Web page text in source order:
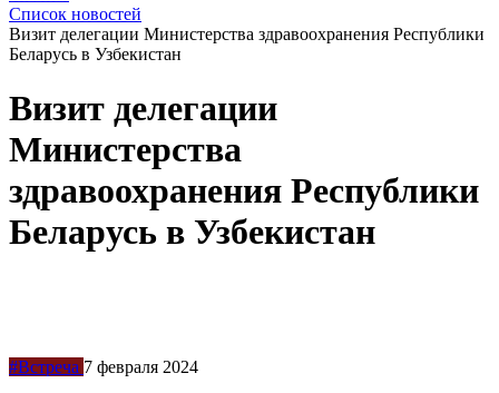
Список новостей
Визит делегации Министерства здравоохранения Республики
Беларусь в Узбекистан
Визит делегации
Министерства
здравоохранения Республики
Беларусь в Узбекистан
#Встреча 7 февраля 2024